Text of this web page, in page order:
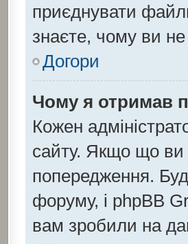
приєднувати
знаєте, чому ви
Догори
Чому я отримав
Кожен
сайту. Якщо що
попередження.
форуму, і phpBB
вам зробили на